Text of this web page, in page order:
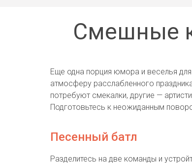
Смешные
Еще одна порция юмора и веселья
атмосферу расслабленного
потребуют смекалки, другие —
Подготовьтесь к неожиданным
Песенный батл
Разделитесь на две команды и